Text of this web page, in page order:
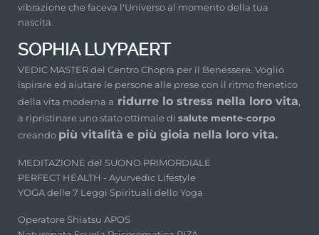
vibrazione che faceva l'Universo al momento della tua
nascita.
SOPHIA LUYPAERT
VEDIC MASTER del Centro Chopra per il Benessere. Voglio
ispirare ed aiutare le persone alle prese con il ritmo frenetico
della vita moderna a ridurre lo stress nella loro vita,
a ripristinare uno stato ottimale di salute mente-corpo
creando più vitalità e più gioia nella loro vita.
MEDITAZIONE del SUONO PRIMORDIALE
PERFECT HEALTH - Ayurvedic Lifestyle
YOGA delle 7 Leggi Spirituali dello Yoga
Operatore Shiatsu APOS